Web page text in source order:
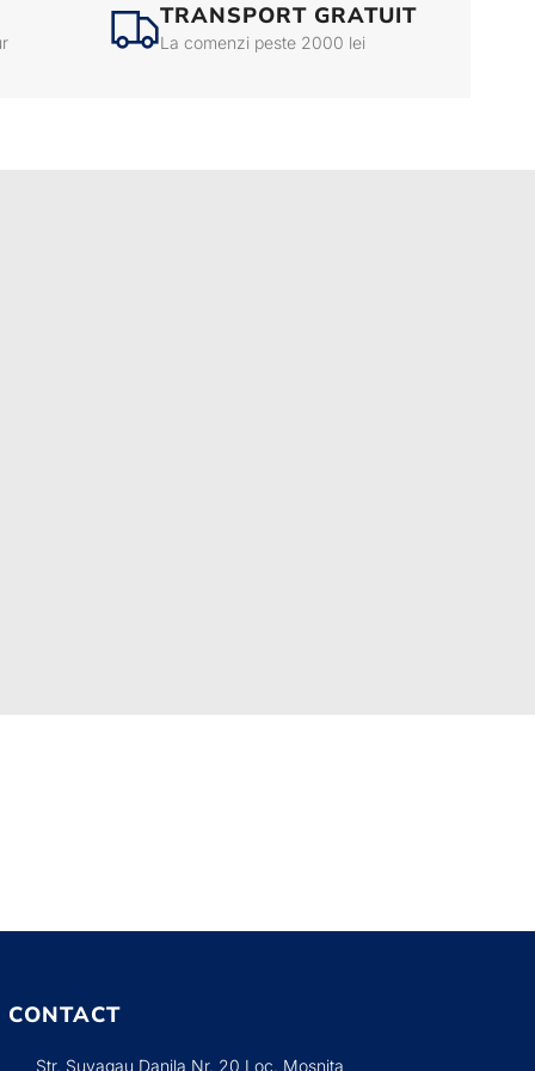
TRANSPORT GRATUIT
La comenzi peste 2000 lei
CONTACT
Str. Suvagau Danila Nr. 20 Loc. Mosnita